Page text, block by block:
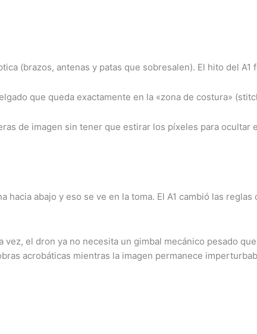
(brazos, antenas y patas que sobresalen). El hito del A1
que queda exactamente en la «zona de costura»
de imagen sin tener que estirar los píxeles para ocultar
abajo y eso se ve en la toma. El A1 cambió las reglas
vez, el dron ya no necesita un gimbal mecánico pesado
acrobáticas mientras la imagen permanece